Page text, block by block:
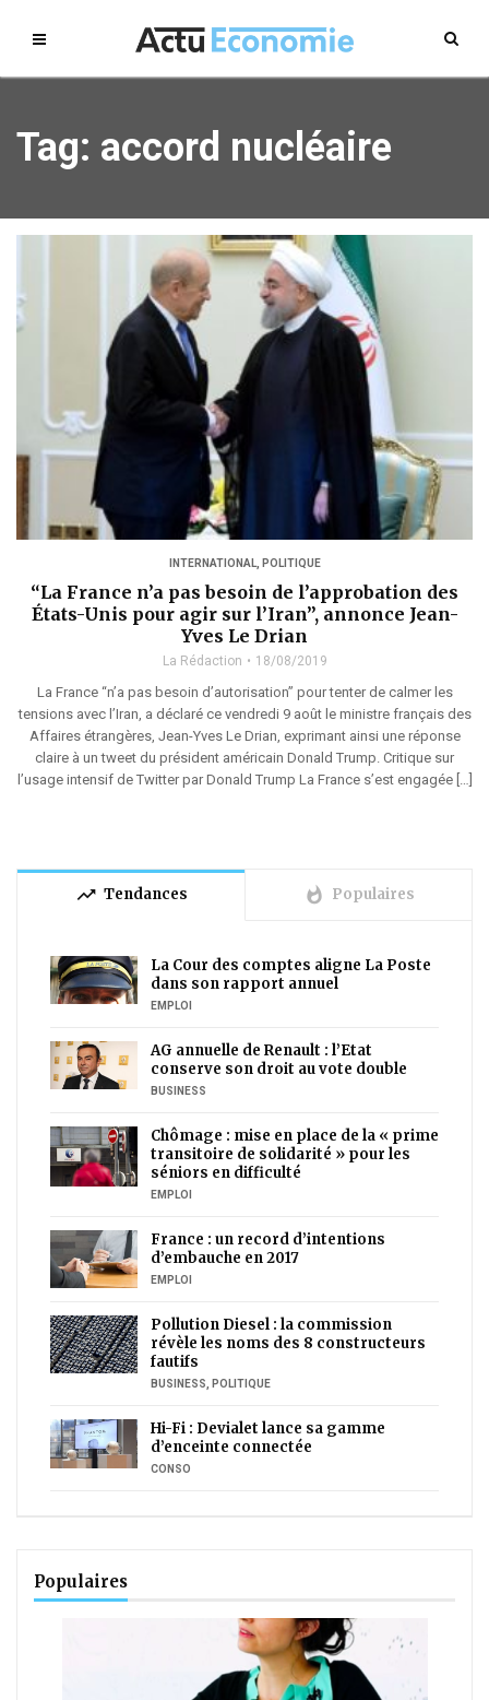
Tag: accord nucléaire
INTERNATIONAL, POLITIQUE
“La France n’a pas besoin de l’approbation des
États-Unis pour agir sur l’Iran”, annonce Jean-
Yves Le Drian
La Rédaction 18/08/2019
La France “n’a pas besoin d’autorisation” pour tenter de calmer les
tensions avec l’Iran, a déclaré ce vendredi 9 août le ministre français des
Affaires étrangères, Jean-Yves Le Drian, exprimant ainsi une réponse
claire à un tweet du président américain Donald Trump. Critique sur
l’usage intensif de Twitter par Donald Trump La France s’est engagée […]
trending_up Tendances whatshot Populaires
La Cour des comptes aligne La Poste
dans son rapport annuel
EMPLOI
AG annuelle de Renault : l’Etat
conserve son droit au vote double
BUSINESS
Chômage : mise en place de la « prime
transitoire de solidarité » pour les
séniors en difficulté
EMPLOI
France : un record d’intentions
d’embauche en 2017
EMPLOI
Pollution Diesel : la commission
révèle les noms des 8 constructeurs
fautifs
BUSINESS POLITIQUE
Hi-Fi : Devialet lance sa gamme
d’enceinte connectée
CONSO
Populaires